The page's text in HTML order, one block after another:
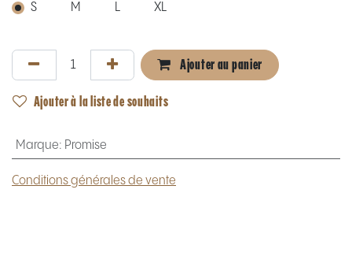
S M L XL
Ajouter au panier
Ajouter à la liste de souhaits
Marque: Promise
Conditions générales de vente